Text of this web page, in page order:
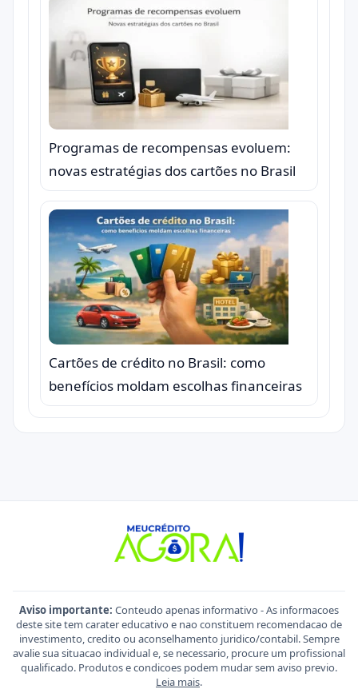
Programas de recompensas evoluem:
novas estratégias dos cartões no Brasil
Cartões de crédito no Brasil: como
benefícios moldam escolhas financeiras
Aviso importante: Conteudo apenas informativo - As informacoes
deste site tem carater educativo e nao constituem recomendacao de
investimento, credito ou aconselhamento juridico/contabil. Sempre
avalie sua situacao individual e, se necessario, procure um profissional
qualificado. Produtos e condicoes podem mudar sem aviso previo.
Leia mais.